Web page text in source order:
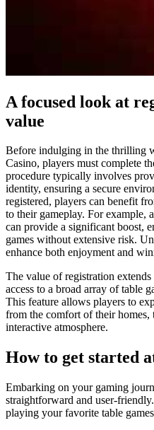
A focused look at
value
Before indulging in the thrilling
Casino, players must complete
procedure typically involves
identity, ensuring a secure
registered, players can benefit
to their gameplay. For example,
can provide a significant boost,
games without extensive risk.
enhance both enjoyment and
The value of registration
access to a broad array of table
This feature allows players to
from the comfort of their homes,
interactive atmosphere.
How to get started
Embarking on your gaming
straightforward and user-
playing your favorite table